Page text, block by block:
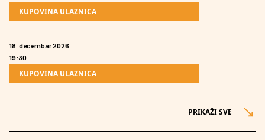
KUPOVINA ULAZNICA
18. decembar 2026.
19:30
KUPOVINA ULAZNICA
PRIKAŽI SVE